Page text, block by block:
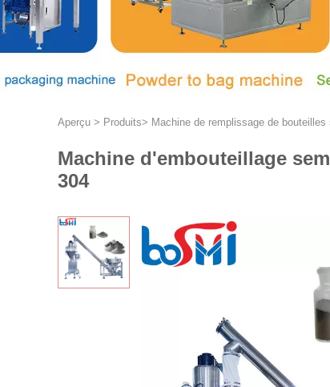
Aperçu > Produits> Machine de remplissage de
Machine d'embouteillage
304